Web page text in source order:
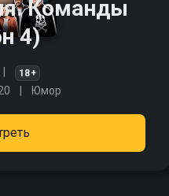
Команды
4)
18+
Юмор